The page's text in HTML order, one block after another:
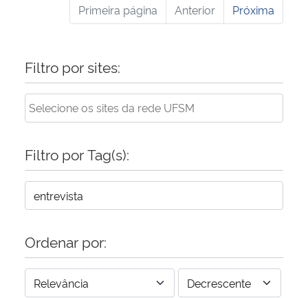
Primeira página Anterior Próxima
Filtro por sites:
Filtro por Tag(s):
Ordenar por: